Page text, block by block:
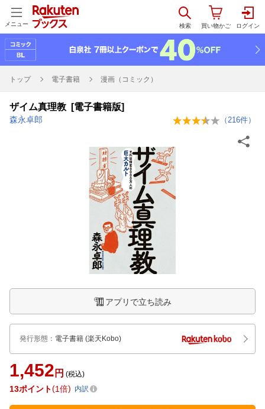
メニュー
トップ 電子書籍 漫画（コミック）
ザイム真理教 [電子書籍版]
森永卓郎 （ 216件）
アプリで立ち読み
発行形態 ： 電子書籍 (楽天Kobo)
1,452 円 (税込)
13ポイント 1倍 内訳